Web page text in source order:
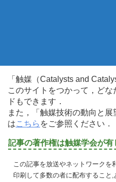
「触媒（Catalysts and
このサイトをつかって，ど
ドもできます．
また，「触媒技術の動向と
はこちら をご参照ください．
記事の著作権は触媒学会が有
この記事を放送やネットワークを
印刷して多数の者に配布すること,